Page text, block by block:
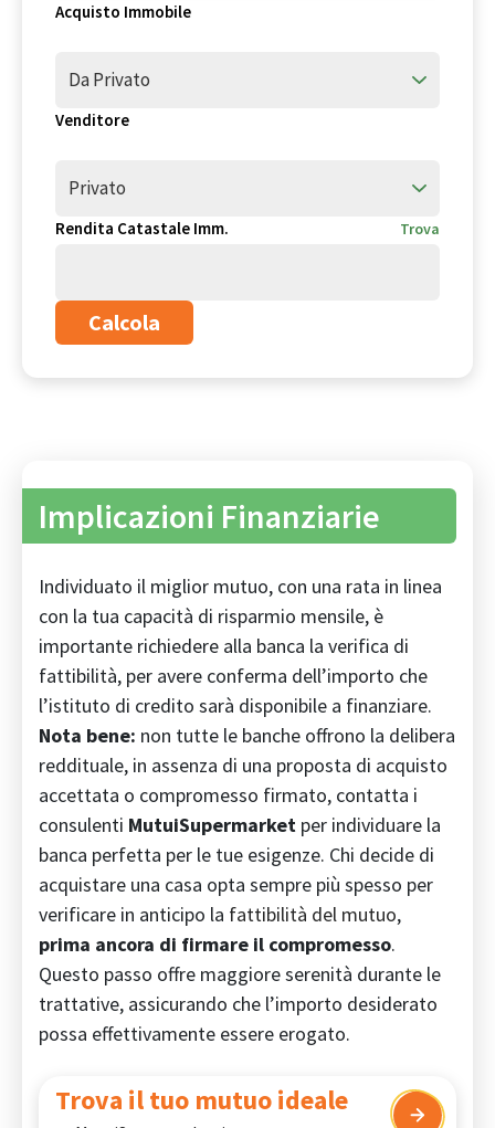
Acquisto Immobile
Da Privato
Venditore
Privato
Rendita Catastale Imm. Trova
Calcola
Implicazioni Finanziarie
Individuato il miglior mutuo, con una rata in linea
con la tua capacità di risparmio mensile, è
importante richiedere alla banca la verifica di
fattibilità, per avere conferma dell’importo che
l’istituto di credito sarà disponibile a finanziare.
Nota bene: non tutte le banche offrono la delibera
reddituale, in assenza di una proposta di acquisto
accettata o compromesso firmato, contatta i
consulenti MutuiSupermarket per individuare la
banca perfetta per le tue esigenze. Chi decide di
acquistare una casa opta sempre più spesso per
verificare in anticipo la fattibilità del mutuo,
prima ancora di firmare il compromesso.
Questo passo offre maggiore serenità durante le
trattative, assicurando che l’importo desiderato
possa effettivamente essere erogato.
Trova il tuo mutuo ideale